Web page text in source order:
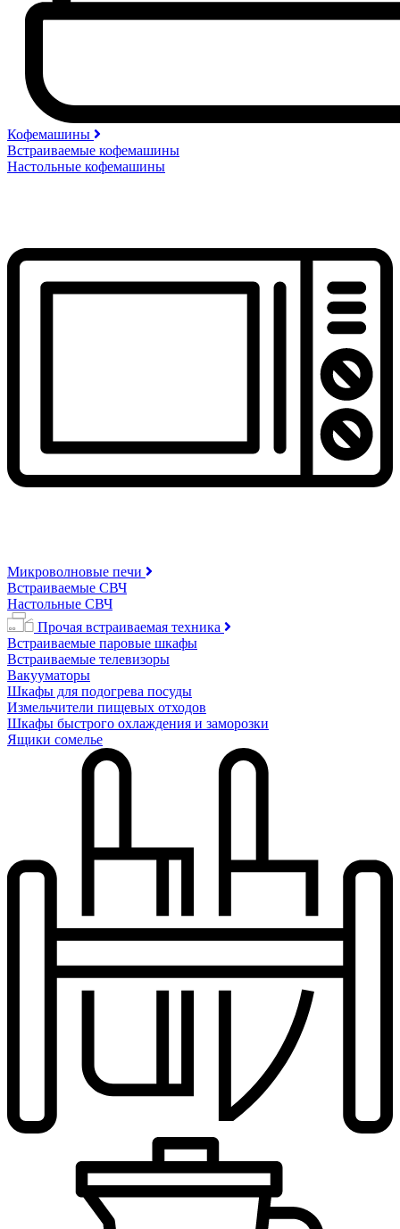
Кофемашины
Встраиваемые кофемашины
Настольные кофемашины
Микроволновые печи
Встраиваемые СВЧ
Настольные СВЧ
Прочая встраиваемая техника
Встраиваемые паровые шкафы
Встраиваемые телевизоры
Вакууматоры
Шкафы для подогрева посуды
Измельчители пищевых отходов
Шкафы быстрого охлаждения и заморозки
Ящики сомелье